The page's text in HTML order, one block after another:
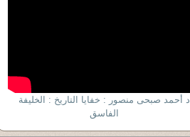
د أحمد صبحى منصور : خفايا التاريخ : الخليفة
الفاسق